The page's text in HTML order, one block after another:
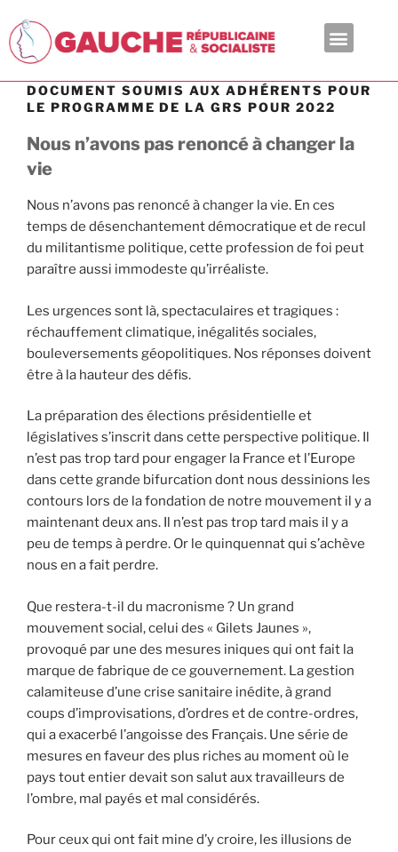
DOCUMENT SOUMIS AUX ADHÉRENTS POUR
LE PROGRAMME DE LA GRS POUR 2022
Nous n’avons pas renoncé à changer la
vie
Nous n’avons pas renoncé à changer la vie. En ces
temps de désenchantement démocratique et de recul
du militantisme politique, cette profession de foi peut
paraître aussi immodeste qu’irréaliste.
Les urgences sont là, spectaculaires et tragiques :
réchauffement climatique, inégalités sociales,
bouleversements géopolitiques. Nos réponses doivent
être à la hauteur des défis.
La préparation des élections présidentielle et
législatives s’inscrit dans cette perspective politique. Il
n’est pas trop tard pour engager la France et l’Europe
dans cette grande bifurcation dont nous dessinions les
contours lors de la fondation de notre mouvement il y a
maintenant deux ans. Il n’est pas trop tard mais il y a
peu de temps à perdre. Or le quinquennat qui s’achève
nous en a fait perdre.
Que restera-t-il du macronisme ? Un grand
mouvement social, celui des « Gilets Jaunes »,
provoqué par une des mesures iniques qui ont fait la
marque de fabrique de ce gouvernement. La gestion
calamiteuse d’une crise sanitaire inédite, à grand
coups d’improvisations, d’ordres et de contre-ordres,
qui a exacerbé l’angoisse des Français. Une série de
mesures en faveur des plus riches au moment où le
pays tout entier devait son salut aux travailleurs de
l’ombre, mal payés et mal considérés.
Pour ceux qui ont fait mine d’y croire, les illusions de